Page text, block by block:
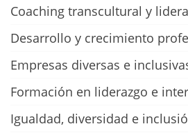
Coaching transcultural y
Desarrollo y crecimiento
Empresas diversas e
Formación en liderazgo e
Igualdad, diversidad e